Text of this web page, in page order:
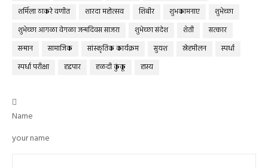
शर्मिला ठाकरे वणीत
शारदा महोत्सव शिबीर शुभकामनाए
शुभेच्छा
शुभेच्छा आगळा वेगळा जन्मदिवस साजरा
शुभेच्छा संदेश शेती
सत्कार
सन्मान
सामाजिक सांस्कृतिक कार्यक्रम सुयश स्नेहमीलन
स्पर्धा
स्पर्धा परीक्षा
हद्दपार हळदी कुंकू हास्य

Name
your name